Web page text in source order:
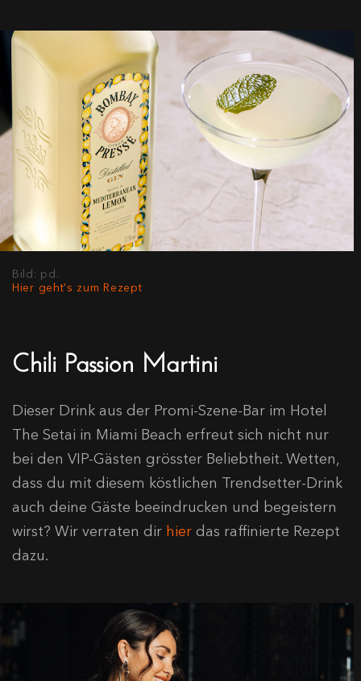
Bild: pd.
Hier geht's zum Rezept
Chili Passion Martini
Dieser Drink aus der Promi-Szene-Bar im Hotel
The Setai in Miami Beach erfreut sich nicht nur
bei den VIP-Gästen grösster Beliebtheit. Wetten,
dass du mit diesem köstlichen Trendsetter-Drink
auch deine Gäste beeindrucken und begeistern
wirst? Wir verraten dir hier das raffinierte Rezept
dazu.